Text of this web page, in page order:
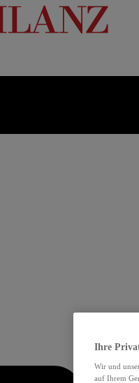
Ihre
Wir und
auf Ihrem